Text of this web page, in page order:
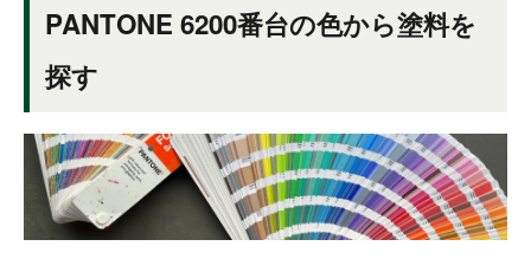
PANTONE 6200番台の色から塗料を
探す